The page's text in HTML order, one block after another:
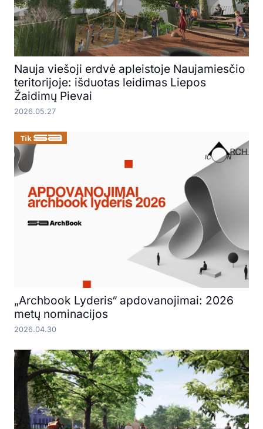
Nauja viešoji erdvė apleistoje Naujamiesčio
teritorijoje: išduotas leidimas Liepos
Žaidimų Pievai
2026.05.27
„Archbook Lyderis“ apdovanojimai: 2026
metų nominacijos
2026.04.30